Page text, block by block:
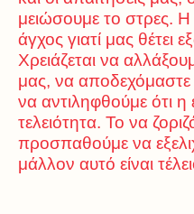
μειώσουμε το στρες. Η
άγχος γιατί μας θέτει
Χρειάζεται να
μας, να αποδεχόμαστε
να αντιληφθούμε ότι η
τελειότητα. Το να
προσπαθούμε να
μάλλον αυτό είναι